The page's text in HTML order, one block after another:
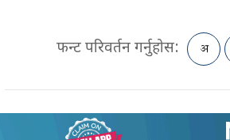
फन्ट परिवर्तन गर्नुहोस: